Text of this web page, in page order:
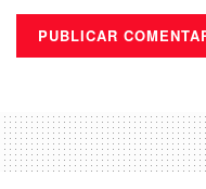
importantes”.
Puedes volver